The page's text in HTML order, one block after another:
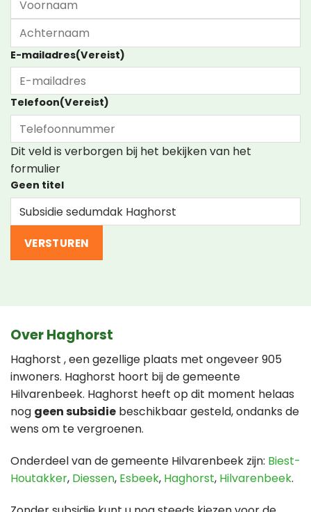
Voornaam
Achternaam
E-mailadres(Vereist)
Telefoon(Vereist)
Dit veld is verborgen bij het bekijken van het
formulier
Geen titel
Over Haghorst
Haghorst , een gezellige plaats met ongeveer 905
inwoners. Haghorst hoort bij de gemeente
Hilvarenbeek. Haghorst heeft op dit moment helaas
nog geen subsidie beschikbaar gesteld, ondanks de
wens om te vergroenen.
Onderdeel van de gemeente Hilvarenbeek zijn: Biest-
Houtakker, Diessen, Esbeek, Haghorst, Hilvarenbeek.